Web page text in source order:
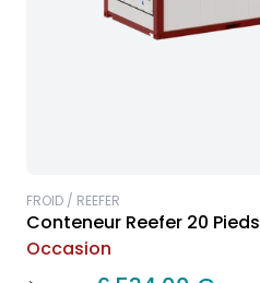
FROID / REEFER
Conteneur Reefer 20 Pieds
Occasion